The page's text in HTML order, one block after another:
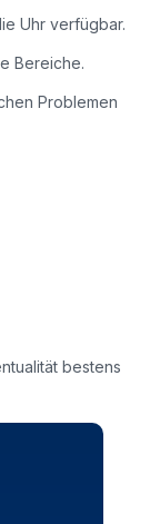
Uhr verfügbar.
Bereiche.
Problemen
bestens